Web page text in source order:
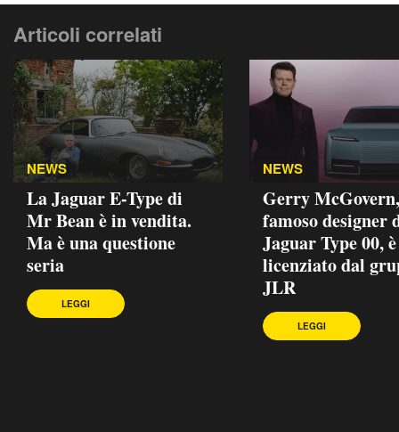
Articoli correlati
NEWS
La Jaguar E-Type di
Mr Bean è in vendita.
Ma è una questione
seria
LEGGI
NEWS
Gerry
famoso designer
Jaguar Type 00,
licenziato dal
JLR
LEGGI